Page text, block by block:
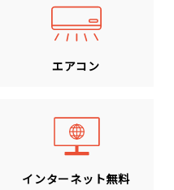
エアコン
インターネット無料